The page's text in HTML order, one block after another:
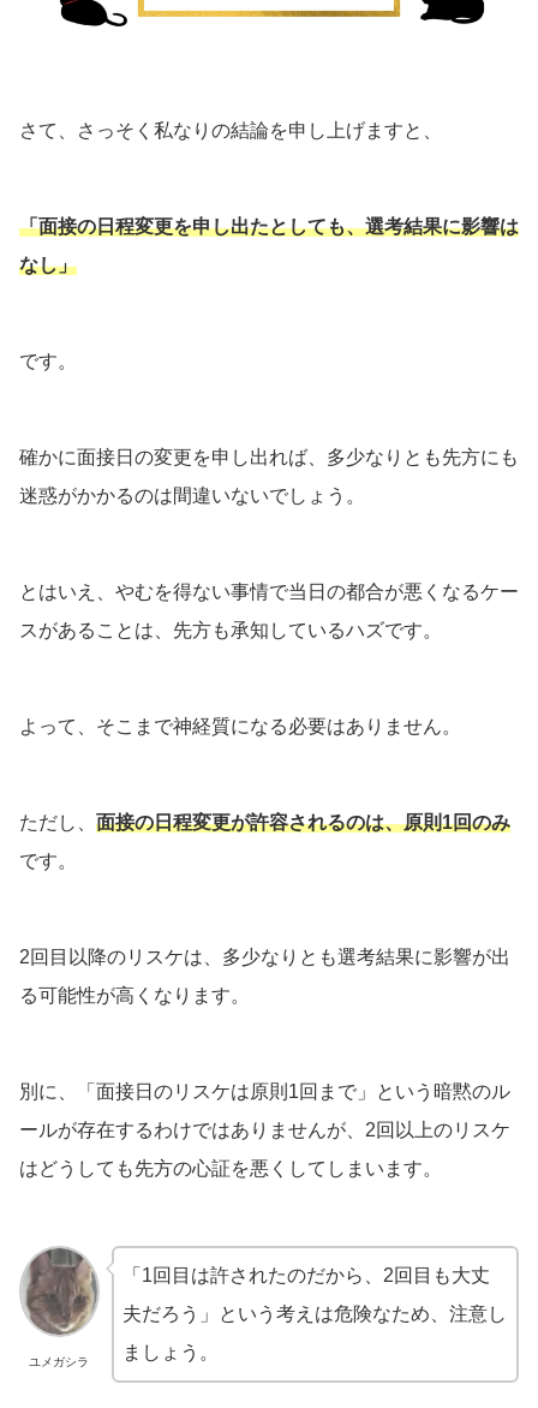
さて、さっそく私なりの結論を申し上げますと、
「面接の日程変更を申し出たとしても、選考結果に影響は
なし」
です。
確かに面接日の変更を申し出れば、多少なりとも先方にも
迷惑がかかるのは間違いないでしょう。
とはいえ、やむを得ない事情で当日の都合が悪くなるケー
スがあることは、先方も承知しているハズです。
よって、そこまで神経質になる必要はありません。
ただし、 面接の日程変更が許容されるのは、原則1回のみ
です。
2回目以降のリスケは、多少なりとも選考結果に影響が出
る可能性が高くなります。
別に、「面接日のリスケは原則1回まで」という暗黙のル
ールが存在するわけではありませんが、2回以上のリスケ
はどうしても先方の心証を悪くしてしまいます。
ユメガシラ
「1回目は許されたのだから、2回目も大丈
夫だろう」という考えは危険なため、注意し
ましょう。